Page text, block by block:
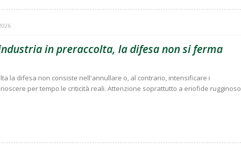
in preraccolta, la difesa non si ferma
la difesa non consiste nell'annullare o, al contrario, intensificare i
per tempo le criticità reali. Attenzione soprattutto a eriofide rugginoso